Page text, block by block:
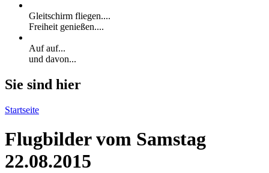
Gleitschirm fliegen....
Freiheit genießen....
Auf auf...
und davon...
Sie sind hier
Startseite
Flugbilder vom Samstag
22.08.2015